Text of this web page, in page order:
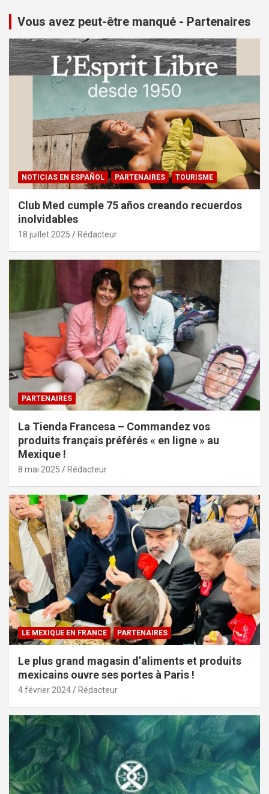
Vous avez peut-être manqué - Partenaires
NOTICIAS EN ESPAÑOL PARTENAIRES TOURISME
Club Med cumple 75 años creando recuerdos
inolvidables
18 juillet 2025 Rédacteur
PARTENAIRES
La Tienda Francesa – Commandez vos
produits français préférés « en ligne » au
Mexique !
8 mai 2025 Rédacteur
LE MEXIQUE EN FRANCE PARTENAIRES
Le plus grand magasin d’aliments et produits
mexicains ouvre ses portes à Paris !
4 février 2024 Rédacteur